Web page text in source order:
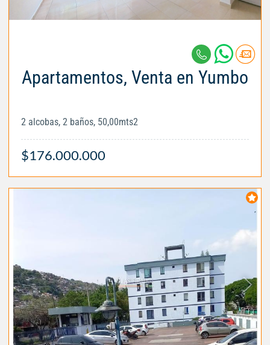
Apartamentos, Venta en Yumbo
2 alcobas, 2 baños, 50,00mts2
$176.000.000